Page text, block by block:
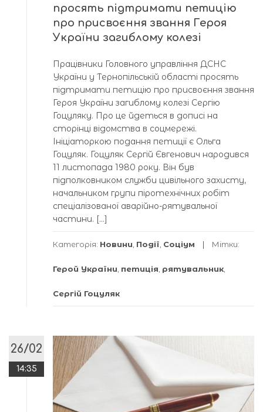
просять підтримати петицію
про присвоєння звання Героя
України загиблому колезі
Працівники Головного управління ДСНС
України у Тернопільській області просять
підтримати петицію про присвоєння звання
Героя України загиблому колезі Сергію
Гоцуляку. Про це йдеться в дописі на
сторінці відомства в соцмережі.
Ініціаторкою подання петиції є Ольга
Гоцуляк. Гоцуляк Сергій Євгенович народився
11 листопада 1980 року. Він був
підполковником служби цивільного захисту,
начальником групи піротехнічних робіт
спеціалізованої аварійно-рятувальної
частини. […]
Категорія: Новини Події Соціум Мітки:
Герой України петиція рятувальник
Сергій Гоцуляк
26/02
14:35